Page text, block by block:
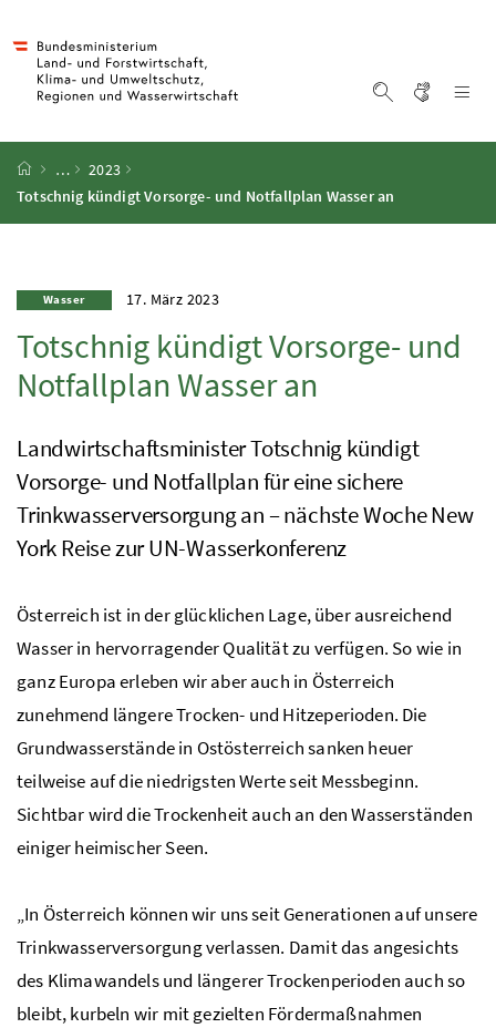
Startseite
…
2023
Totschnig kündigt Vorsorge- und Notfallplan Wasser an
Wasser 17. März 2023
Totschnig kündigt Vorsorge- und
Notfallplan Wasser an
Landwirtschaftsminister Totschnig kündigt
Vorsorge- und Notfallplan für eine sichere
Trinkwasserversorgung an – nächste Woche New
York Reise zurUN-Wasserkonferenz
Österreich ist in der glücklichen Lage, über ausreichend
Wasser in hervorragender Qualität zu verfügen. So wie in
ganz Europa erleben wir aber auch in Österreich
zunehmend längere Trocken- und Hitzeperioden. Die
Grundwasserstände in Ostösterreich sanken heuer
teilweise auf die niedrigsten Werte seit Messbeginn.
Sichtbar wird die Trockenheit auch an den Wasserständen
einiger heimischer Seen.
„In Österreich können wir uns seit Generationen auf unsere
Trinkwasserversorgung verlassen. Damit das angesichts
des Klimawandels und längerer Trockenperioden auch so
bleibt, kurbeln wir mit gezielten Fördermaßnahmen